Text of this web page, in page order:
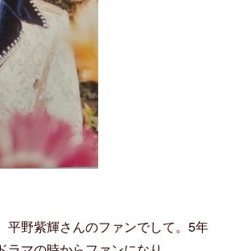
野紫輝さんのファンでして。5年